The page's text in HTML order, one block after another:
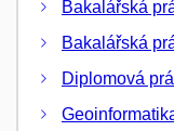
Bakalářská
Bakalářská
Diplomová